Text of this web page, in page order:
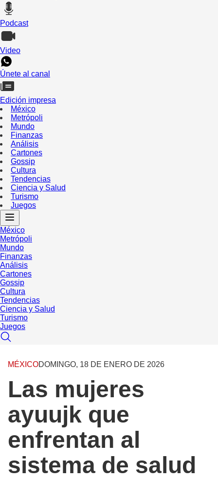
Podcast
Video
Únete al canal
Edición impresa
México
Metrópoli
Mundo
Finanzas
Análisis
Cartones
Gossip
Cultura
Tendencias
Ciencia y Salud
Turismo
Juegos
México
Metrópoli
Mundo
Finanzas
Análisis
Cartones
Gossip
Cultura
Tendencias
Ciencia y Salud
Turismo
Juegos
MÉXICODOMINGO, 18 DE ENERO DE 2026
Las mujeres
ayuujk que
enfrentan al
sistema de salud